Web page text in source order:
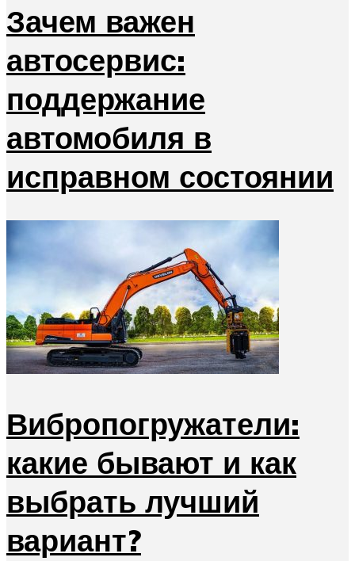
Зачем важен
автосервис:
поддержание
автомобиля в
исправном состоянии
Вибропогружатели:
какие бывают и как
выбрать лучший
вариант?